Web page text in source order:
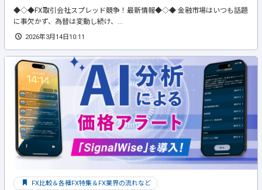
◆◇◆FX取引会社スプレッド競争！最新情報◆◇◆ 金融市場はいつも話題
に事欠かず、為替は変動し続け、...
2026年3月14日10:11
FX比較＆各種FX特集＆FX業界の流れなど